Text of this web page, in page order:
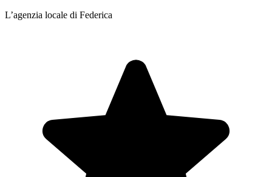
L’agenzia locale di Federica